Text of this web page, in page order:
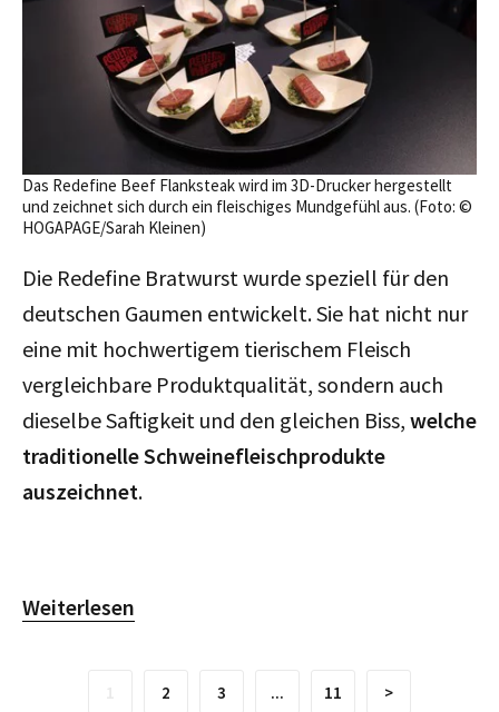
Das Redefine Beef Flanksteak wird im 3D-Drucker hergestellt
und zeichnet sich durch ein fleischiges Mundgefühl aus. (Foto: ©
HOGAPAGE/Sarah Kleinen)
Die Redefine Bratwurst wurde speziell für den
deutschen Gaumen entwickelt. Sie hat nicht nur
eine mit hochwertigem tierischem Fleisch
vergleichbare Produktqualität, sondern auch
dieselbe Saftigkeit und den gleichen Biss, welche
traditionelle Schweinefleischprodukte
auszeichnet.
Weiterlesen
2 3 ... 11 >